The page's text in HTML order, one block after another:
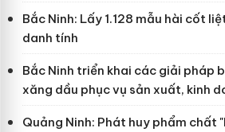
Bắc Ninh: Lấy 1.128 mẫu hài cốt
danh tính
Bắc Ninh triển khai các giải pháp
xăng dầu phục vụ sản xuất, kinh
Quảng Ninh: Phát huy phẩm chất